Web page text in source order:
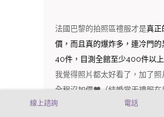
法國巴黎的拍照區禮服才是真正
價，而且真的爆炸多，連冷門
40件，目測全館至少400件以上
我覺得照片都太好看了，加了照
全程沒加價❤️（結婚當天禮服在
大約4-500件，而且
很多華麗浮
線上諮詢 電話